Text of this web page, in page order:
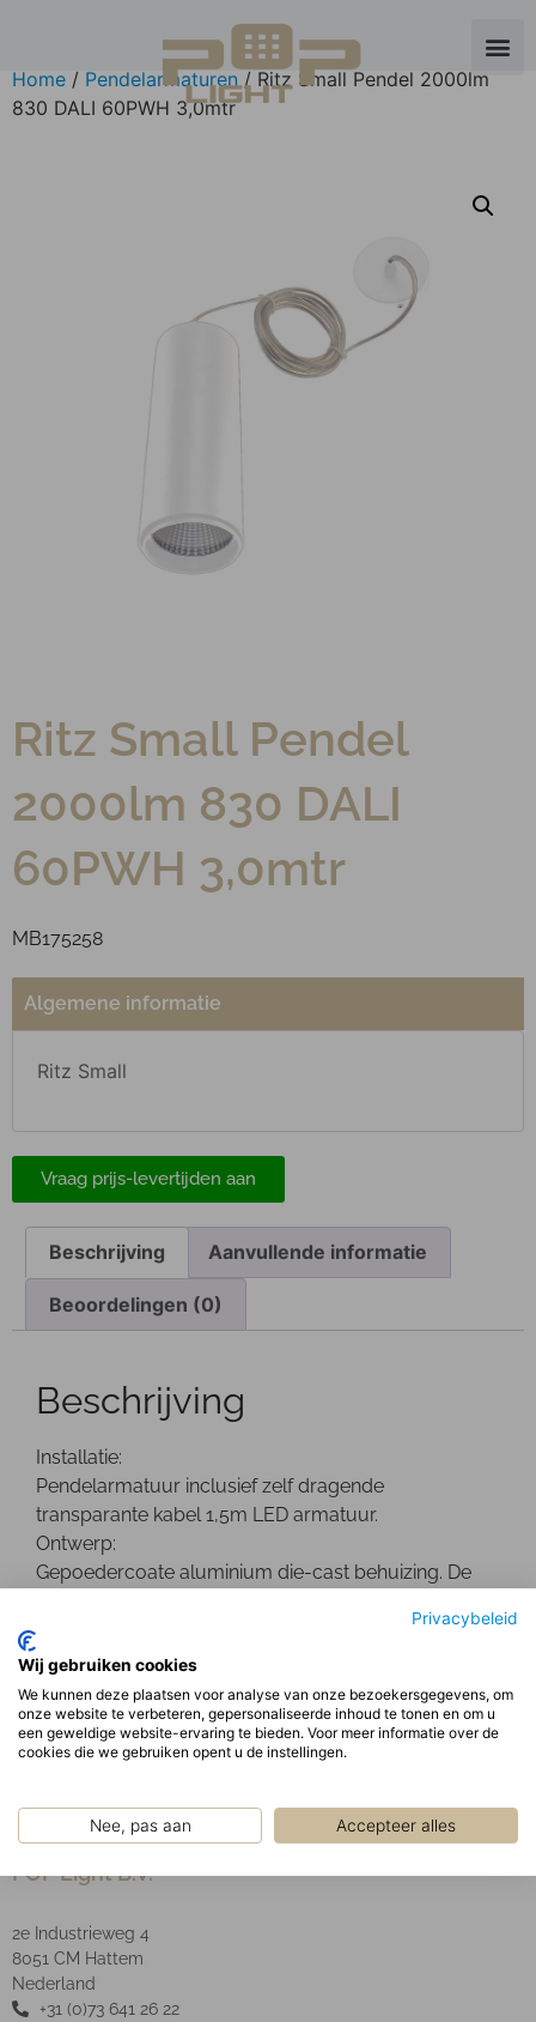
Privacybeleid
Wij gebruiken cookies
We kunnen deze plaatsen voor analyse van onze bezoekersgegevens, om
onze website te verbeteren, gepersonaliseerde inhoud te tonen en om u
een geweldige website-ervaring te bieden. Voor meer informatie over de
cookies die we gebruiken opent u de instellingen.
Nee, pas aan Accepteer alles
Home / Pendelarmaturen / Ritz Small Pendel 2000lm
830 DALI 60РWH 3,0mtr
Ritz Small Pendel
2000lm 830 DALI
60РWH 3,0mtr
MB175258
Algemene informatie
Ritz Small
Vraag prijs-levertijden aan
Beschrijving Aanvullende informatie
Beoordelingen (0)
Beschrijving
Installatie:
Pendelarmatuur inclusief zelf dragende
transparante kabel 1,5m LED armatuur.
Ontwerp:
Gepoedercoate aluminium die-cast behuizing. De
Geanodiseerde aluminium facet reflector incl.
heldere glazen afscherming optioneel LED type:
COB
POP Light B.V.
2e Industrieweg 4
8051 CM Hattem
Nederland
+31 (0)73 641 26 22